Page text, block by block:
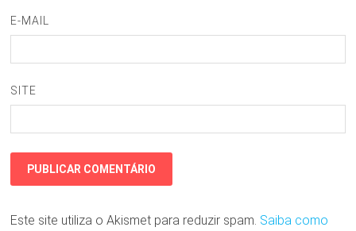
E-MAIL
SITE
Este site utiliza o Akismet para reduzir spam. Saiba como